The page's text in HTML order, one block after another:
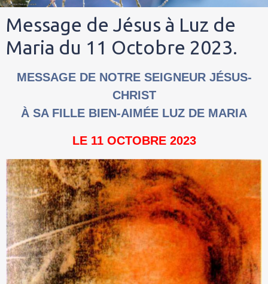
Message de Jésus à Luz de
Maria du 11 Octobre 2023.
MESSAGE DE NOTRE SEIGNEUR JÉSUS-
CHRIST
À SA FILLE BIEN-AIMÉE LUZ DE MARIA
LE 11 OCTOBRE 2023